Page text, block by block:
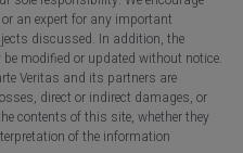
an expert for any important
discussed. In addition, the
modified or updated without notice.
Veritas and its partners are
direct or indirect damages, or
contents of this site, whether they
of the information